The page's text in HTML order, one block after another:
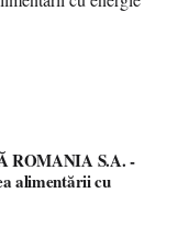
ROMANIA S.A. -
alimentării cu